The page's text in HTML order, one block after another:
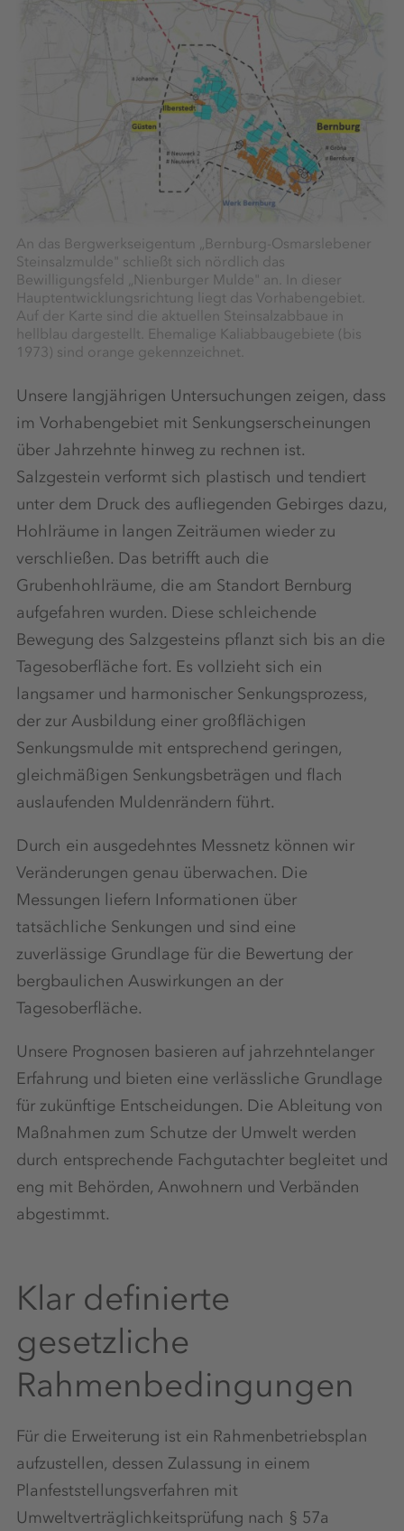
An das Bergwerkseigentum „Bernburg-Osmarslebener
Steinsalzmulde" schließt sich nördlich das
Bewilligungsfeld „Nienburger Mulde" an. In dieser
Hauptentwicklungsrichtung liegt das Vorhabengebiet.
Auf der Karte sind die aktuellen Steinsalzabbaue in
hellblau dargestellt. Ehemalige Kaliabbaugebiete (bis
1973) sind orange gekennzeichnet.
Unsere langjährigen Untersuchungen zeigen, dass
im Vorhabengebiet mit Senkungserscheinungen
über Jahrzehnte hinweg zu rechnen ist.
Salzgestein verformt sich plastisch und tendiert
unter dem Druck des aufliegenden Gebirges dazu,
Hohlräume in langen Zeiträumen wieder zu
verschließen. Das betrifft auch die
Grubenhohlräume, die am Standort Bernburg
aufgefahren wurden. Diese schleichende
Bewegung des Salzgesteins pflanzt sich bis an die
Tagesoberfläche fort. Es vollzieht sich ein
langsamer und harmonischer Senkungsprozess,
der zur Ausbildung einer großflächigen
Senkungsmulde mit entsprechend geringen,
gleichmäßigen Senkungsbeträgen und flach
auslaufenden Muldenrändern führt.
Durch ein ausgedehntes Messnetz können wir
Veränderungen genau überwachen. Die
Messungen liefern Informationen über
tatsächliche Senkungen und sind eine
zuverlässige Grundlage für die Bewertung der
bergbaulichen Auswirkungen an der
Tagesoberfläche.
Unsere Prognosen basieren auf jahrzehntelanger
Erfahrung und bieten eine verlässliche Grundlage
für zukünftige Entscheidungen. Die Ableitung von
Maßnahmen zum Schutze der Umwelt werden
durch entsprechende Fachgutachter begleitet und
eng mit Behörden, Anwohnern und Verbänden
abgestimmt.
Klar definierte
gesetzliche
Rahmenbedingungen
Für die Erweiterung ist ein Rahmenbetriebsplan
aufzustellen, dessen Zulassung in einem
Planfeststellungsverfahren mit
Umweltverträglichkeitsprüfung nach § 57a